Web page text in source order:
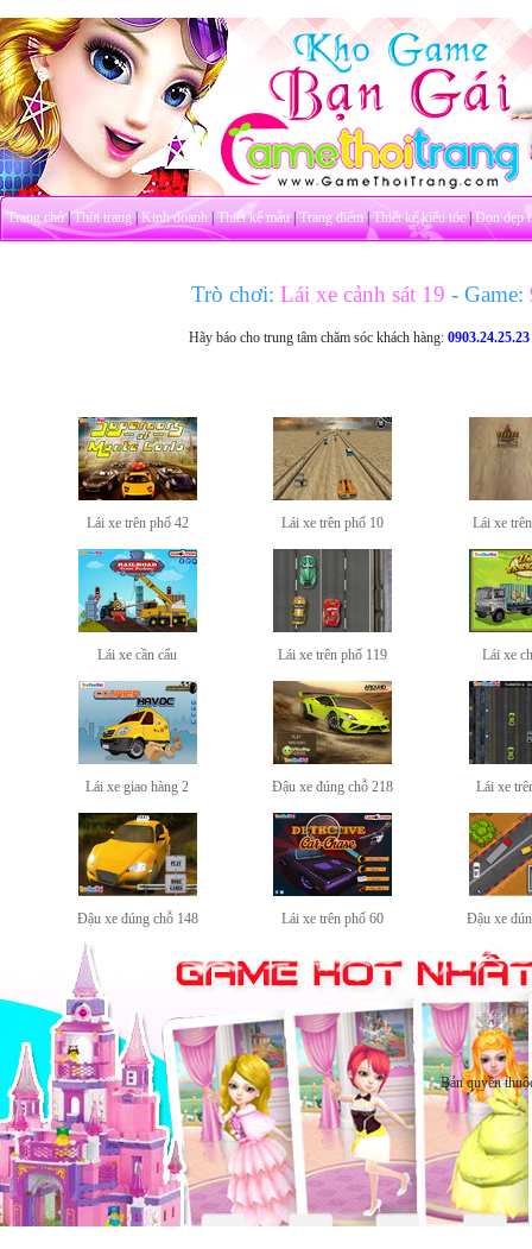
Trang chủ|Thời trang|Kinh doanh|Thiết kế mẫu|Trang điểm|Thiết kế kiểu tóc|Dọn dẹp
Trò chơi: Lái xe cảnh sát 19 - Game:
Hãy báo cho trung tâm chăm sóc khách hàng:0903.24.25.23
Lái xe trên phố 42 Lái xe trên phố 10 Lái xe
Lái xe cần cẩu Lái xe trên phố 119 Lái xe
Lái xe giao hàng 2 Đậu xe đúng chỗ 218 Lái xe
Đậu xe đúng chỗ 148 Lái xe trên phố 60 Đậu xe
Bản quyền